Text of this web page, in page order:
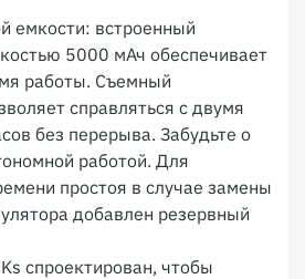
емкости: встроенный
5000 мАч обеспечивает
работы. Съемный
справляться с двумя
без перерыва. Забудьте о
работой. Для
простоя в случае замены
добавлен резервный
спроектирован, чтобы